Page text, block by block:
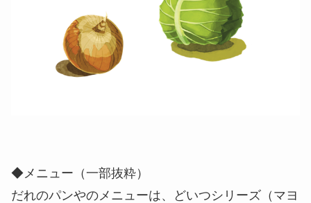
◆メニュー（一部抜粋）
だれのパンやのメニューは、どいつシリーズ（マヨ